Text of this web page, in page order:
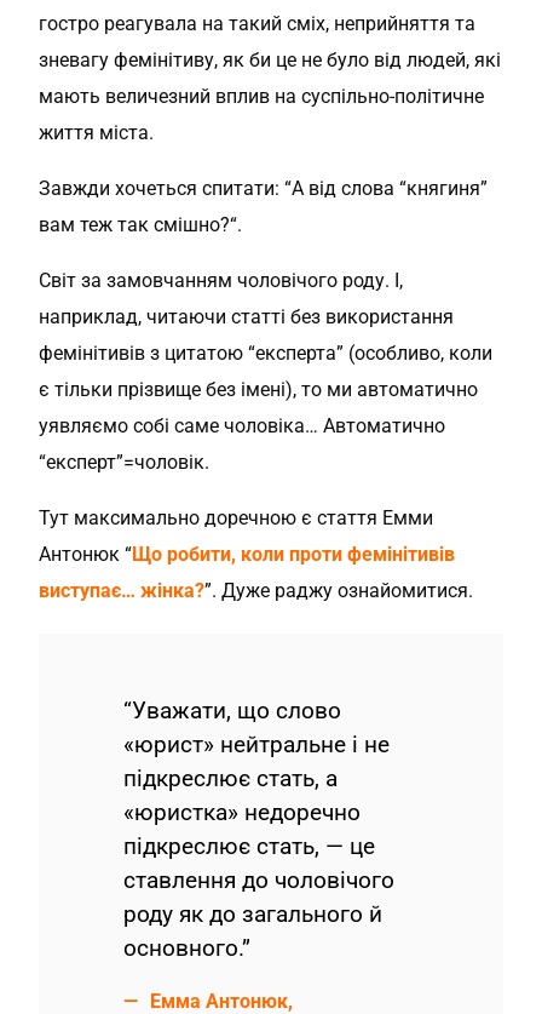
гостро реагувала на такий сміх, неприйняття та
зневагу фемінітиву, як би це не було від людей, які
мають величезний вплив на суспільно-політичне
життя міста.
Завжди хочеться спитати: “А від слова “княгиня”
вам теж так смішно?“.
Світ за замовчанням чоловічого роду. І,
наприклад, читаючи статті без використання
фемінітивів з цитатою “експерта” (особливо, коли
є тільки прізвище без імені), то ми автоматично
уявляємо собі саме чоловіка… Автоматично
“експерт”=чоловік.
Тут максимально доречною є стаття Емми
Антонюк “Що робити, коли проти фемінітивів
виступає… жінка?”. Дуже раджу ознайомитися.
“Уважати, що слово
«юрист» нейтральне і не
підкреслює стать, а
«юристка» недоречно
підкреслює стать, — це
ставлення до чоловічого
роду як до загального й
основного.”
Емма Антонюк,